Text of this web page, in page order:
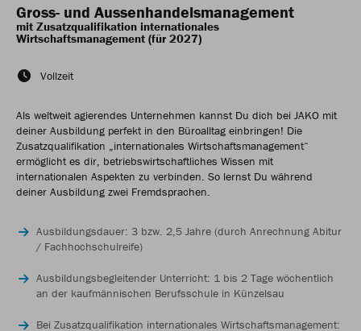
Gross- und Aussenhandelsmanagement
mit Zusatzqualifikation internationales
Wirtschaftsmanagement (für 2027)
Vollzeit
Als weltweit agierendes Unternehmen kannst Du dich bei JAKO mit
deiner Ausbildung perfekt in den Büroalltag einbringen! Die
Zusatzqualifikation „internationales Wirtschaftsmanagement“
ermöglicht es dir, betriebswirtschaftliches Wissen mit
internationalen Aspekten zu verbinden. So lernst Du während
deiner Ausbildung zwei Fremdsprachen.
Ausbildungsdauer: 3 bzw. 2,5 Jahre (durch Anrechnung Abitur
/ Fachhochschulreife)
Ausbildungsbegleitender Unterricht: 1 bis 2 Tage wöchentlich
an der kaufmännischen Berufsschule in Künzelsau
Bei Zusatzqualifikation internationales Wirtschaftsmanagement: